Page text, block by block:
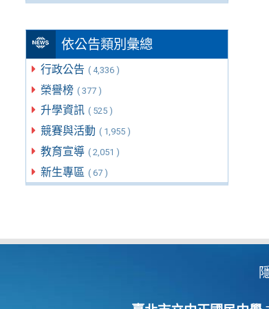
依公告類別彙總
行政公告 ( 4,336 )
榮譽榜 ( 377 )
升學資訊 ( 525 )
競賽與活動 ( 1,955 )
教育宣導 ( 2,051 )
新生專區 ( 67 )